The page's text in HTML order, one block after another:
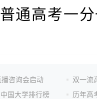
通高考一
咨询会启动
中国大学排行榜
双一流
历年高